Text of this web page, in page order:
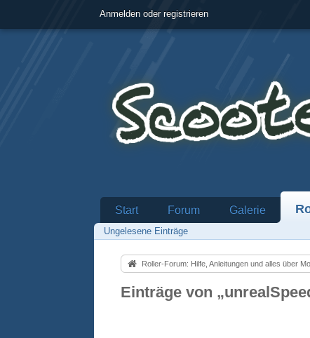
Anmelden oder registrieren
Start Forum Galerie
Ungelesene Einträge
Roller-Forum: Hilfe, Anleitungen und alles über
Einträge von